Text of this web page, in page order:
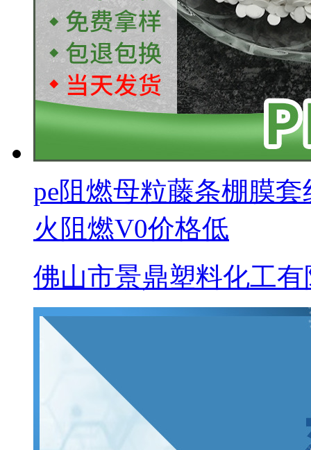
pe阻燃母粒藤条棚膜
火阻燃V0价格低
佛山市景鼎塑料化工